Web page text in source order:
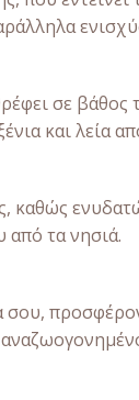
σε
και λεία
καθώς
τα νησιά.